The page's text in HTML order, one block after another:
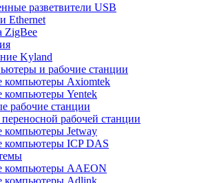
разветвители USB
Ethernet
ZigBee
Kyland
и рабочие станции
компьютеры Axiomtek
компьютеры Yentek
рабочие станции
рабочей станции
компьютеры Jetway
компьютеры ICP DAS
компьютеры AAEON
компьютеры Adlink